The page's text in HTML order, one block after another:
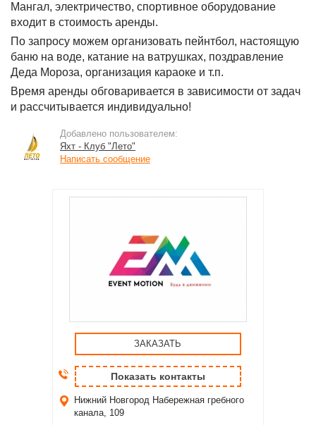
Мангал, электричество, спортивное оборудование
входит в стоимость аренды.
По запросу можем организовать пейнтбол, настоящую
баню на воде, катание на ватрушках, поздравление
Деда Мороза, организация караоке и т.п.
Время аренды обговаривается в зависимости от задач
и рассчитывается индивидуально!
Добавлено пользователем:
Яхт - Клуб "Лето"
Написать сообщение
ЗАКАЗАТЬ
Показать контакты
Нижний Новгород Набережная гребного
канала, 109